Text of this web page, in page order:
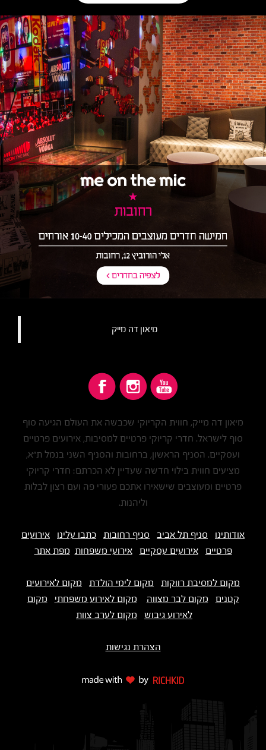
מיאון דה מייק‏
מיאון דה מייק, חווית הקריוקי שכבשה את העולם הגיעה סוף
סוף לישראל. חדרי קריוקי פרטיים למסיבות, אירועים פרטיים
ועסקיים. הסניף הראשון, ברחובות והסניף השני בנמל ת"א,
מציעים חווית בילוי חדשה שעדיין לא הכרתם: חדרי קריוקי
פרטיים ומעוצבים שישאירו אתכם פעורי פה ועם רצון לבלות
וליהנות.
אודותינו סניף תל אביב סניף רחובות כתבו עלינו
אירועים
פרטיים
אירועים עסקיים אירועי משפחות מפת אתר
מקום למסיבת רווקות מקום לימי הולדת
מקום לאירועים
קטנים
מקום לבר מצווה מקום לאירוע משפחתי
מקום
לאירוע גיבוש
מקום לערב צוות
הצהרת נגישות